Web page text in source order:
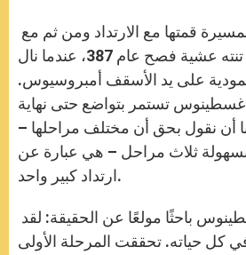
المعمودية، ولكنها لم تنته عشية فصح عام 387، عندما نال
على يد الأسقف أمبروسيوس.
تستمر بتواضع حتى نهاية
أن نقول بحق أن مختلف مراحلها –
بسهولة ثلاث مراحل – هي عبارة عن
ارتداد كبير واحد.
كل حياته. تحققت المرحلة الأولى